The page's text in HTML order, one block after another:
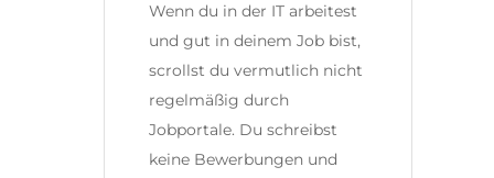
Wenn du in der IT arbeitest
und gut in deinem Job bist,
scrollst du vermutlich nicht
regelmäßig durch
Jobportale. Du schreibst
keine Bewerbungen und